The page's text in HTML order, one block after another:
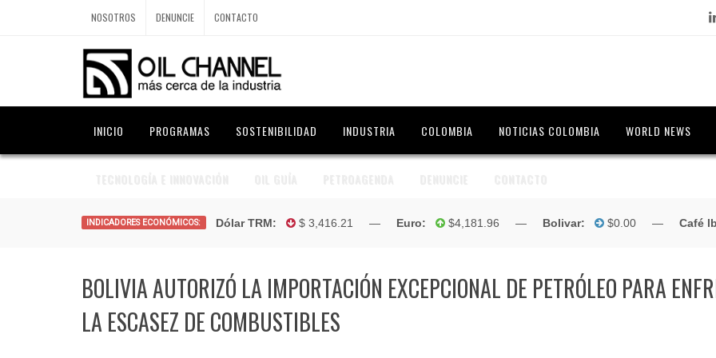
NOSOTROS DENUNCIE CONTACTO
INICIO PROGRAMAS SOSTENIBILIDAD INDUSTRIA COLOMBIA NOTICIAS COLOMBIA WORLD NEWS
INDICADORES ECONÓMICOS:
Dólar TRM: $ 3,416.21 —Euro: $4,181.96 —Bolivar: $0.00 —Café lb. (May 2019) :
BOLIVIA AUTORIZÓ LA IMPORTACIÓN EXCEPCIONAL DE PETRÓLEO PARA
LA ESCASEZ DE COMBUSTIBLES